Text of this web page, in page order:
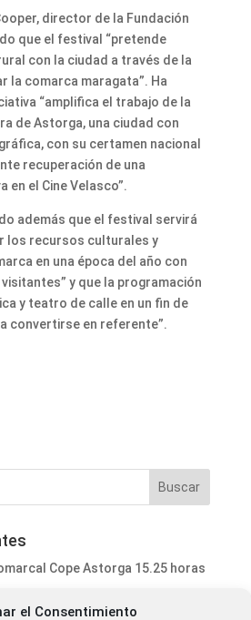
el Consentimiento
director de la Fundación
que el festival “pretende
con la ciudad a través de la
la comarca maragata”. Ha
“amplifica el trabajo de la
de Astorga, una ciudad con
con su certamen nacional
recuperación de una
en el Cine Velasco”.
además que el festival servirá
los recursos culturales y
en una época del año con
y que la programación
y teatro de calle en un fin de
convertirse en referente”.
Cope Astorga 15.25 horas
Cope Astorga 14.20 horas 7 de